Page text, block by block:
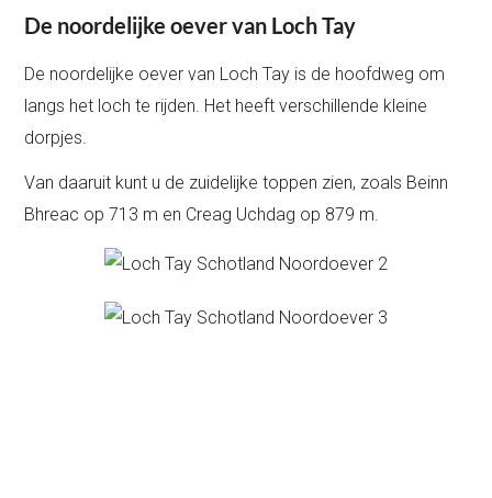
De noordelijke oever van Loch Tay
De noordelijke oever van Loch Tay is de hoofdweg om
langs het loch te rijden. Het heeft verschillende kleine
dorpjes.
Van daaruit kunt u de zuidelijke toppen zien, zoals Beinn
Bhreac op 713 m en Creag Uchdag op 879 m.